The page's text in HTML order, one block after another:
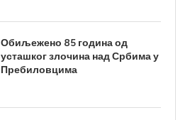
Обиљежено 85 година од
усташког злочина над Србима у
Пребиловцима